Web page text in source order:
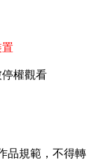
權觀看
品規範，不得轉